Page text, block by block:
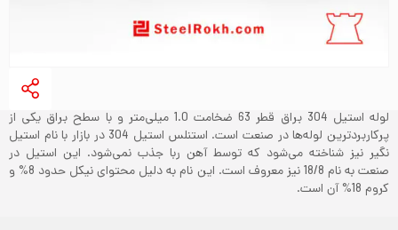
لوله استیل 304 براق قطر 63 ضخامت 1.0 میلی‌متر و با سطح براق یکی از
پرکاربردترین لوله‌ها در صنعت است. استنلس استیل 304
در بازار با نام استیل
نگیر نیز شناخته می‌شود که توسط آهن ربا جذب نمی‌شود. این استیل در
صنعت به نام 18/8 نیز معروف است. این نام به دلیل محتوای نیکل حدود 8% و
کروم 18% آن است.